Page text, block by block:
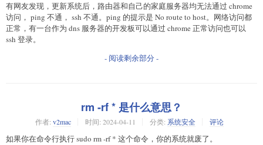
有网友发现，更新系统后，路由器和自己的家庭服务器均无法通过 chrome
访问， ping 不通， ssh 不通。ping 的提示是 No route to host。网络访问都
正常，有一台作为 dns 服务器的开发板可以通过 chrome 正常访问也可以
ssh 登录。
- 阅读剩余部分 -
rm -rf * 是什么意思？
作者: v2mac 时间: 2024-04-11 分类: 系统安全 评论
如果你在命令行执行 sudo rm -rf * 这个命令，你的系统就废了。